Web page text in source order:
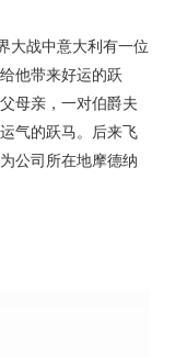
大战中意大利有一位
他带来好运的跃
母亲，一对伯爵夫
气的跃马。后来飞
公司所在地摩德纳